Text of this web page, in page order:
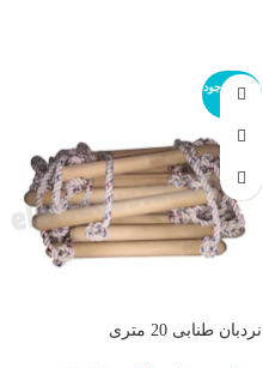
اتمام موجود
نردبان طنابی 20 متری